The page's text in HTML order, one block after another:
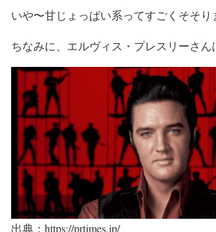
いや〜甘じょっぱい系ってすごくそそり
ちなみに、 エルヴィス・プレスリーさん
出典：https://prtimes.jp/